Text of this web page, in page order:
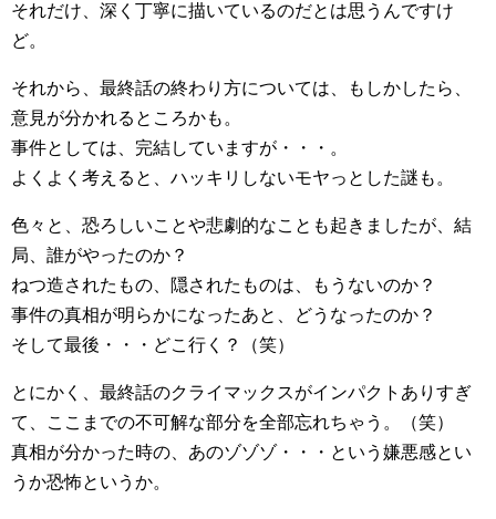
それだけ、深く丁寧に描いているのだとは思うんですけ
ど。
それから、最終話の終わり方については、もしかしたら、
意見が分かれるところかも。
事件としては、完結していますが・・・。
よくよく考えると、ハッキリしないモヤっとした謎も。
色々と、恐ろしいことや悲劇的なことも起きましたが、結
局、誰がやったのか？
ねつ造されたもの、隠されたものは、もうないのか？
事件の真相が明らかになったあと、どうなったのか？
そして最後・・・どこ行く？（笑）
とにかく、最終話のクライマックスがインパクトありすぎ
て、ここまでの不可解な部分を全部忘れちゃう。（笑）
真相が分かった時の、あのゾゾゾ・・・という嫌悪感とい
うか恐怖というか。